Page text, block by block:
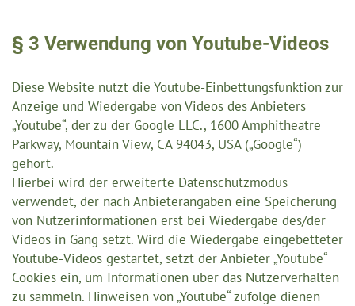
§ 3 Verwendung von Youtube-Videos
Diese Website nutzt die Youtube-Einbettungsfunktion zur
Anzeige und Wiedergabe von Videos des Anbieters
„Youtube“, der zu der Google LLC., 1600 Amphitheatre
Parkway, Mountain View, CA 94043, USA („Google“)
gehört.
Hierbei wird der erweiterte Datenschutzmodus
verwendet, der nach Anbieterangaben eine Speicherung
von Nutzerinformationen erst bei Wiedergabe des/der
Videos in Gang setzt. Wird die Wiedergabe eingebetteter
Youtube-Videos gestartet, setzt der Anbieter „Youtube“
Cookies ein, um Informationen über das Nutzerverhalten
zu sammeln. Hinweisen von „Youtube“ zufolge dienen